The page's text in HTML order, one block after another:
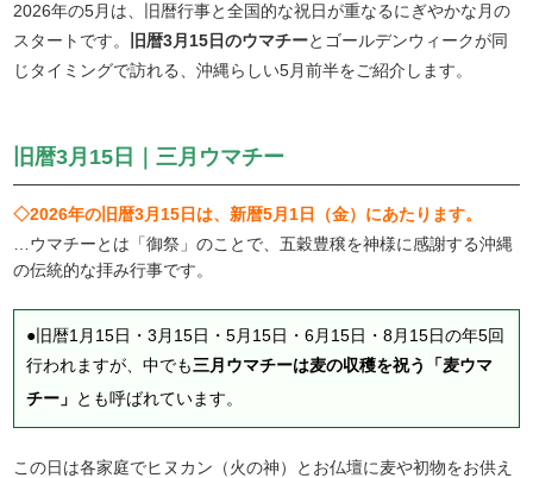
2026年の5月は、旧暦行事と全国的な祝日が重なるにぎやかな月の
スタートです。
旧暦3月15日のウマチーとゴールデンウィークが同
じタイミングで訪れる、沖縄らしい5月前半をご紹介します。
旧暦3月15日｜三月ウマチー
◇2026年の旧暦3月15日は、新暦5月1日（金）にあたります。
…ウマチーとは「御祭」のことで、五穀豊穣を神様に感謝する沖縄
の伝統的な拝み行事です。
●旧暦1月15日・3月15日・5月15日・6月15日・8月15日の年5回
行われますが、中でも三月ウマチーは麦の収穫を祝う「麦ウマ
チー」 とも呼ばれています。
この日は各家庭でヒヌカン（火の神）とお仏壇に麦や初物をお供え